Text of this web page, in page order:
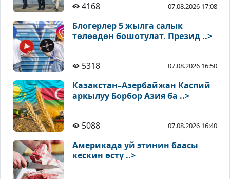
4168 07.08.2026 17:08
Блогерлер 5 жылга салык
төлөөдөн бошотулат. Презид ..>
5318 07.08.2026 16:50
Казакстан–Азербайжан Каспий
аркылуу Борбор Азия ба ..>
5088 07.08.2026 16:40
Америкада уй этинин баасы
кескин өстү ..>